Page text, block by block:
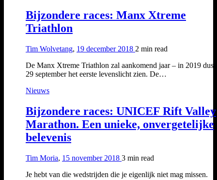
Bijzondere races: Manx Xtreme
Triathlon
Tim Wolvetang, 19 december 2018 2 min read
De Manx Xtreme Triathlon zal aankomend jaar – in 2019 dus
29 september het eerste levenslicht zien. De…
Nieuws
Bijzondere races: UNICEF Rift Valley
Marathon. Een unieke, onvergetelijke
belevenis
Tim Moria, 15 november 2018 3 min read
Je hebt van die wedstrijden die je eigenlijk niet mag missen.